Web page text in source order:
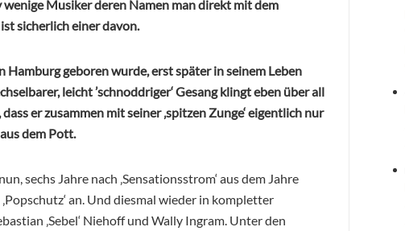
Musiker deren Namen man direkt mit dem
sicherlich einer davon.
geboren wurde, erst später in seinem Leben
leicht ’schnoddriger‘ Gesang klingt eben über all
er zusammen mit seiner ‚spitzen Zunge‘ eigentlich nur
dem Pott.
sechs Jahre nach ‚Sensationsstrom‘ aus dem Jahre
an. Und diesmal wieder in kompletter
‚Sebel‘ Niehoff und Wally Ingram. Unter den